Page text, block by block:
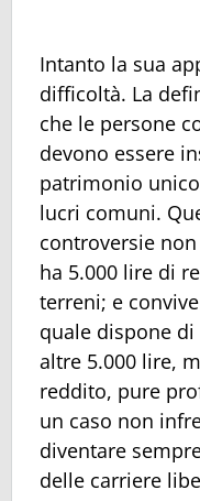
Intanto la sua
difficoltà. La
che le persone
devono essere
patrimonio
lucri comuni.
controversie
ha 5.000 lire di
terreni; e
quale dispone
altre 5.000 lire,
reddito, pure
un caso non
diventare
delle carriere